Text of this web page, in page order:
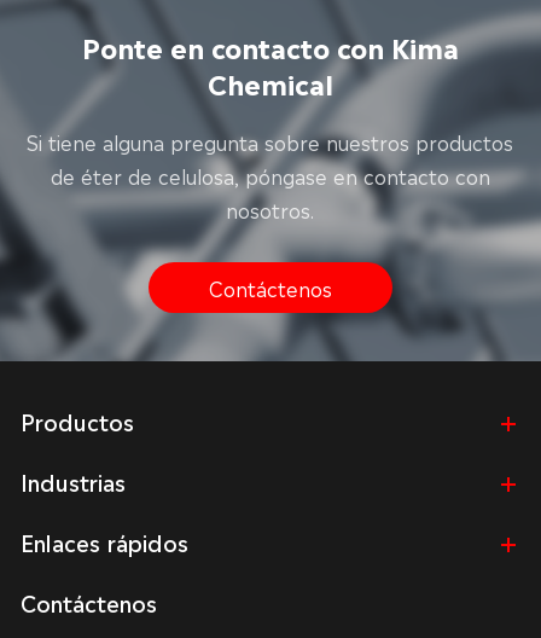
Ponte en contacto con Kima
Chemical
Si tiene alguna pregunta sobre nuestros productos
de éter de celulosa, póngase en contacto con
nosotros.
Contáctenos
Productos
Industrias
Enlaces rápidos
Contáctenos